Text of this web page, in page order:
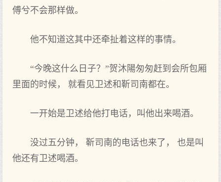
傅兮不会那样做。
他不知道这其中还牵扯着这样的事情。
“今晚这什么日子？”贺沐陽匆匆赶到会所包厢
里面的时候， 就看见卫述和靳司南都在。
一开始是卫述给他打电话，叫他出来喝酒。
没过五分钟， 靳司南的电话也来了， 也是叫
他还有卫述喝酒。